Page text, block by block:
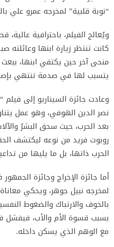
“نوبة قلبية” لمخرجه عمرو علي
ويُعالج الفيلم، باحترافية
كانت تنتظر زيارة ابنها وعائلته
منحى آخر حين يكتفي ابنها،
يتسبب لها في صدمة تنتهي
وعادت جائزة السيناريو إلى
نصر الدين الهوفي، وهو عمل
بعد الحرب، حيث سحق البشرُ
روبوت فريد من نوعه ليكتشف
الحرب ذاتها، بل ما يليها من
أما جائزة الإخراج وجائزة
لمخرجه نبيل جوهر، ويحكي
بالخوف والارتباك والضغوط
بسبب قسوة الأم والأب،
مع الوهم الذي يسكن داخله.